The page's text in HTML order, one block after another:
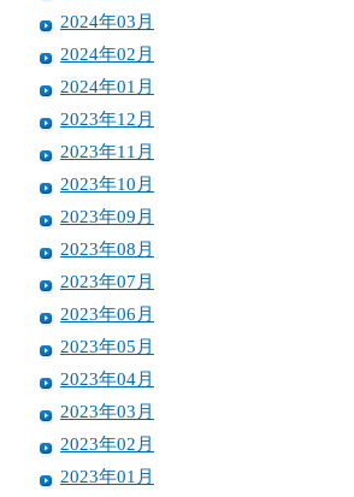
2024年03月
2024年02月
2024年01月
2023年12月
2023年11月
2023年10月
2023年09月
2023年08月
2023年07月
2023年06月
2023年05月
2023年04月
2023年03月
2023年02月
2023年01月